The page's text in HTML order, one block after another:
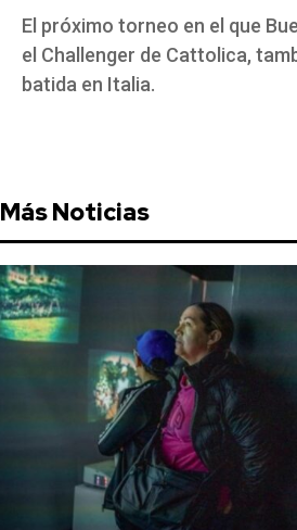
El próximo torneo en el que
el Challenger de Cattolica,
batida en Italia.
Más Noticias